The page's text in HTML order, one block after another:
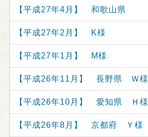
【平成27年4月】 和歌山県
【平成27年2月】 K様
【平成27年1月】 M様
【平成26年11月】 長野県 Ｗ様
【平成26年10月】 愛知県 Ｈ様
【平成26年8月】 京都府 Ｙ様